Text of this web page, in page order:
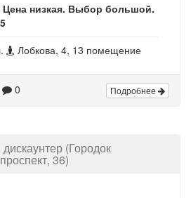
Цена низкая. Выбор большой.
Лобкова, 4, 13 помещение
0 Подробнее
(Городок
36)